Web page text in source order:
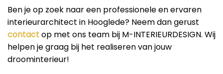
Ben je op zoek naar een professionele en ervaren
interieurarchitect in Hooglede? Neem dan gerust
contactop met ons team bij M-INTERIEURDESIGN. Wij
helpen je graag bij het realiseren van jouw
droominterieur!